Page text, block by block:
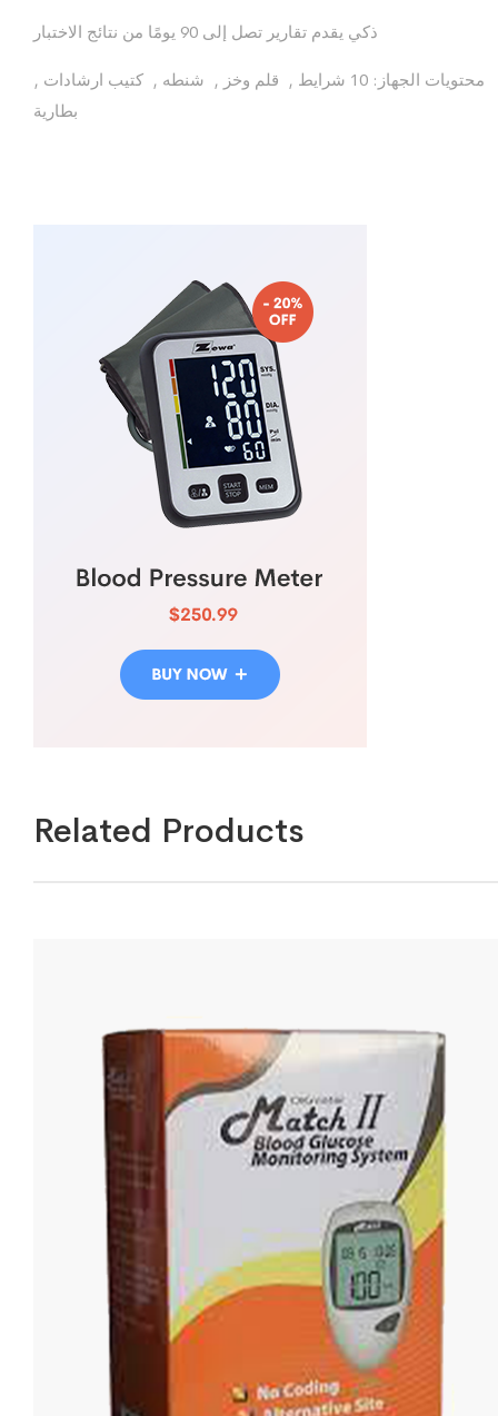
ذكي يقدم تقارير تصل إلى 90 يومًا من نتائج الاختبار
محتويات الجهاز: 10 شرايط , قلم وخز , شنطه , كتيب ارشادات ,
بطارية
Related Products